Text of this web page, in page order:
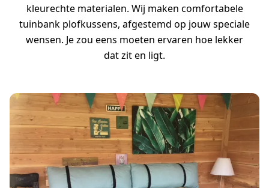
kleurechte materialen. Wij maken comfortabele
tuinbank plofkussens, afgestemd op jouw speciale
wensen. Je zou eens moeten ervaren hoe lekker
dat zit en ligt.